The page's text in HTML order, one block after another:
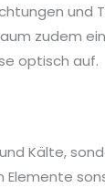
zudem
optisch auf.
Kälte,